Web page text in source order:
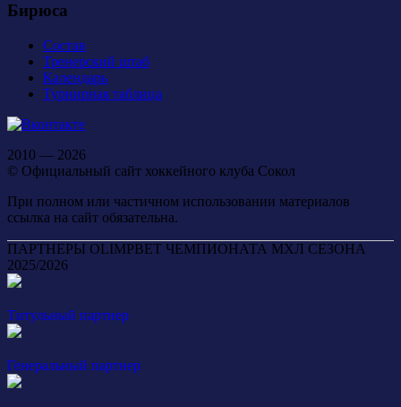
Бирюса
Состав
Тренерский штаб
Календарь
Турнирная таблица
2010 — 2026
© Официальный сайт хоккейного клуба Сокол
При полном или частичном использовании материалов
ссылка на сайт обязательна.
ПАРТНЕРЫ OLIMPBET ЧЕМПИОНАТА МХЛ СЕЗОНА
2025/2026
Титульный партнер
Генеральный партнер